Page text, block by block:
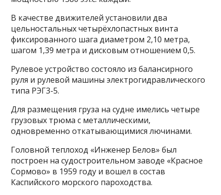
В качестве движителей установили два
цельностальных четырёхлопастных винта
фиксированного шага диаметром 2,10 метра,
шагом 1,39 метра и дисковым отношением 0,5.
Рулевое устройство состояло из балансирного
руля и рулевой машины электрогидравлического
типа РЭГ3-5.
Для размещения груза на судне имелись четыре
грузовых трюма с металлическими,
одновременно откатывающимися лючинами.
Головной теплоход «Инженер Белов» был
построен на судостроительном заводе «Красное
Сормово» в 1959 году и вошел в состав
Каспийского морского пароходства.